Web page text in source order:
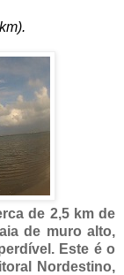
km).
de 2,5 km de
de muro alto,
Este é o
Nordestino,